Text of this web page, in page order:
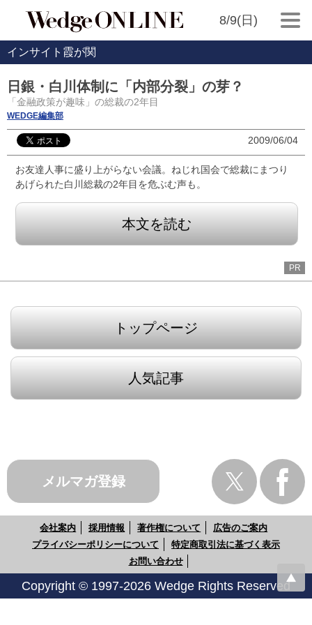
8/9(日)
インサイト霞が関
日銀・白川体制に「内部分裂」の芽？
「金融政策が趣味」の総裁の2年目
WEDGE編集部
2009/06/04
お友達人事に盛り上がらない会議。ねじれ国会で総裁にまつり
あげられた白川総裁の2年目を危ぶむ声も。
本文を読む
PR
トップページ
人気記事
メルマガ登録
会社案内 採用情報 著作権について
広告のご案内
プライバシーポリシーについて
特定商取引法に基づく表示
お問い合わせ
Copyright © 1997-2026 Wedge Rights Reserved